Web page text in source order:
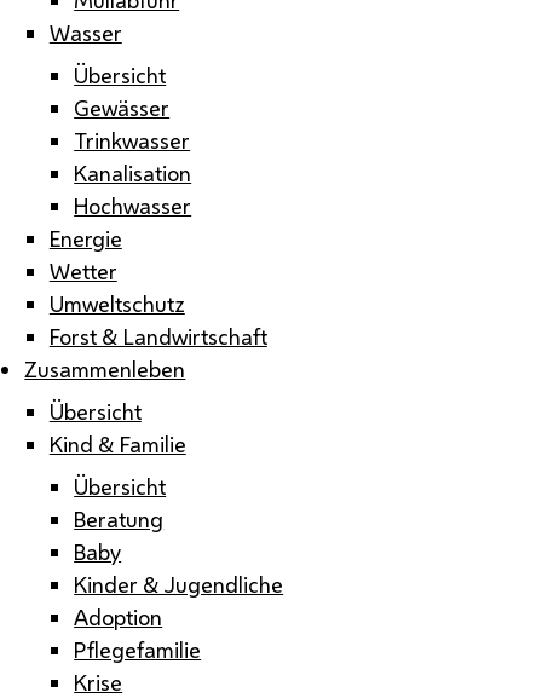
Wasser
Übersicht
Gewässer
Trinkwasser
Kanalisation
Hochwasser
Energie
Wetter
Umweltschutz
Forst & Landwirtschaft
Zusammenleben
Übersicht
Kind & Familie
Übersicht
Beratung
Baby
Kinder & Jugendliche
Adoption
Pflegefamilie
Krise